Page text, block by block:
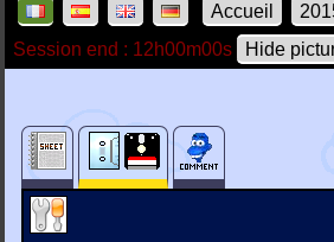
Accueil
Session end : 12h00m00s
Hide